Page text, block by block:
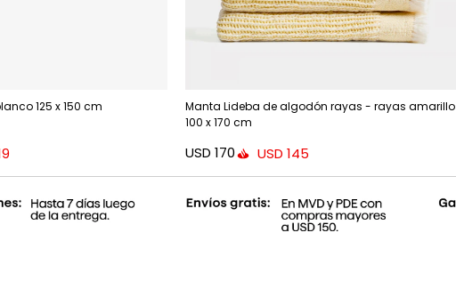
125 x 150 cm
Manta Lideba de algodón rayas - rayas amarillo
100 x 170 cm
USD 170 USD 145